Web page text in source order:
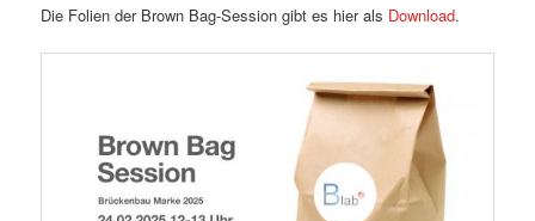
Die Folien der Brown Bag-Session gibt es hier als Download.